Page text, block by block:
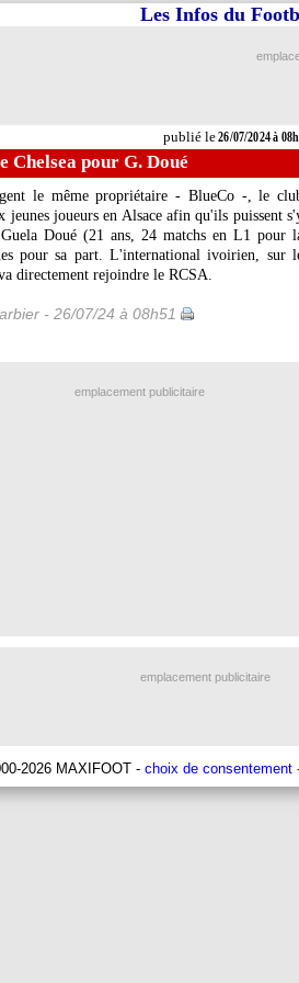
publié le26/07/2024 à
Les Infos du
Chelsea pour G. Doué
le même propriétaire - BlueCo -, le
jeunes joueurs en Alsace afin qu'ils puissent
GuelaDoué (21 ans, 24 matchs en L1 pour
pour sa part. L'international ivoirien, sur
directement rejoindre le RCSA.
- 26/07/24 à 08h51
emplacement publicitaire
emplacement publicitaire
2026 MAXIFOOT - choix de consentement